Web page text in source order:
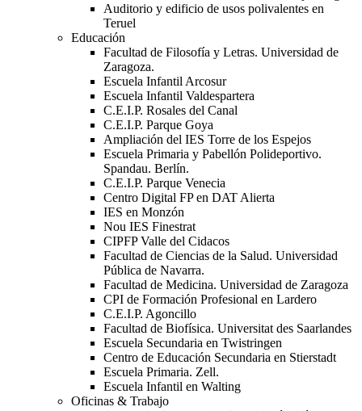
Auditorio y edificio de usos polivalentes en
Teruel
Educación
Facultad de Filosofía y Letras. Universidad de
Zaragoza.
Escuela Infantil Arcosur
Escuela Infantil Valdespartera
C.E.I.P. Rosales del Canal
C.E.I.P. Parque Goya
Ampliación del IES Torre de los Espejos
Escuela Primaria y Pabellón Polideportivo.
Spandau. Berlín.
C.E.I.P. Parque Venecia
Centro Digital FP en DAT Alierta
IES en Monzón
Nou IES Finestrat
CIPFP Valle del Cidacos
Facultad de Ciencias de la Salud. Universidad
Pública de Navarra.
Facultad de Medicina. Universidad de Zaragoza
CPI de Formación Profesional en Lardero
C.E.I.P. Agoncillo
Facultad de Biofísica. Universitat des Saarlandes
Escuela Secundaria en Twistringen
Centro de Educación Secundaria en Stierstadt
Escuela Primaria. Zell.
Escuela Infantil en Walting
Oficinas & Trabajo